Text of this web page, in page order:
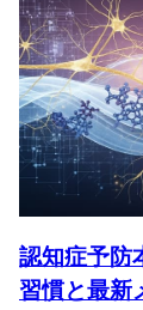
認知症予防
習慣と最新